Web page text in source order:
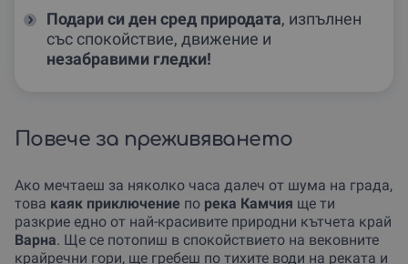
Подари си ден сред природата, изпълнен
със спокойствие, движение и
незабравими гледки!
Повече за преживяването
Ако мечтаеш за няколко часа далеч от шума на града,
това каяк приключение по река Камчия ще ти
разкрие едно от най-красивите природни кътчета край
Варна. Ще се потопиш в спокойствието на вековните
крайречни гори, ще гребеш по тихите води на реката и